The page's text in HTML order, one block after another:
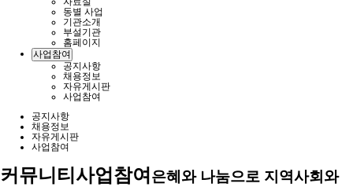
동별 사업
기관소개
부설기관
홈페이지
사업참여
공지사항
채용정보
자유게시판
사업참여
공지사항
채용정보
자유게시판
사업참여
커뮤니티 사업참여 은혜와 나눔으로 지역사회와